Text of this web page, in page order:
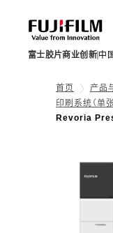
富士胶片商业创新 中
首页 产品
印刷系统（单张
Revoria